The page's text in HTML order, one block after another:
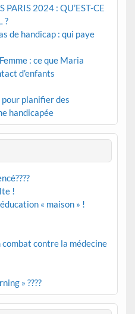
PARIS 2024 : QU’EST-CE
?
de handicap : qui paye
: ce que Maria
d’enfants
planifier des
handicapée
!
« maison » !
contre la médecine
» ????